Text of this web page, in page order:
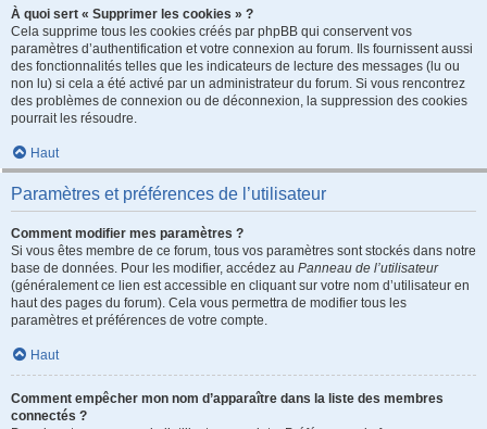
À quoi sert « Supprimer les cookies » ?
Cela supprime tous les cookies créés par phpBB qui conservent vos
paramètres d’authentification et votre connexion au forum. Ils fournissent aussi
des fonctionnalités telles que les indicateurs de lecture des messages (lu ou
non lu) si cela a été activé par un administrateur du forum. Si vous rencontrez
des problèmes de connexion ou de déconnexion, la suppression des cookies
pourrait les résoudre.
Haut
Paramètres et préférences de l’utilisateur
Comment modifier mes paramètres ?
Si vous êtes membre de ce forum, tous vos paramètres sont stockés dans notre
base de données. Pour les modifier, accédez au Panneau de l’utilisateur
(généralement ce lien est accessible en cliquant sur votre nom d’utilisateur en
haut des pages du forum). Cela vous permettra de modifier tous les
paramètres et préférences de votre compte.
Haut
Comment empêcher mon nom d’apparaître dans la liste des membres
connectés ?